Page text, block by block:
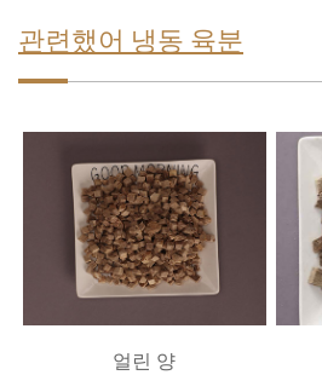
관련했어 냉동 육분
얼린 양